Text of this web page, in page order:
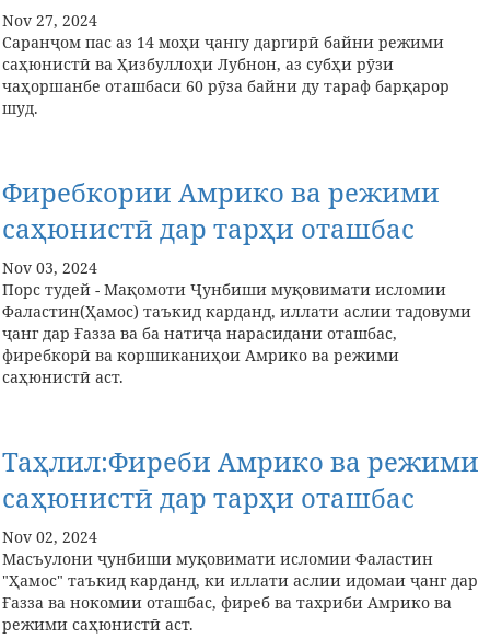
Nov 27, 2024
Саранҷом пас аз 14 моҳи ҷангу даргирӣ байни режими
саҳюнистӣ ва Ҳизбуллоҳи Лубнон, аз субҳи рӯзи
чаҳоршанбе оташбаси 60 рӯза байни ду тараф барқарор
шуд.
Фиребкории Амрико ва режими
саҳюнистӣ дар тарҳи оташбас
Nov 03, 2024
Порс тудей - Мақомоти Ҷунбиши муқовимати исломии
Фаластин(Ҳамос) таъкид карданд, иллати аслии тадовуми
ҷанг дар Ғазза ва ба натиҷа нарасидани оташбас,
фиребкорӣ ва коршиканиҳои Амрико ва режими
саҳюнистӣ аст.
Таҳлил:Фиреби Амрико ва режими
саҳюнистӣ дар тарҳи оташбас
Nov 02, 2024
Масъулони ҷунбиши муқовимати исломии Фаластин
"Ҳамос" таъкид карданд, ки иллати аслии идомаи ҷанг дар
Ғазза ва нокомии оташбас, фиреб ва тахриби Амрико ва
режими саҳюнистӣ аст.